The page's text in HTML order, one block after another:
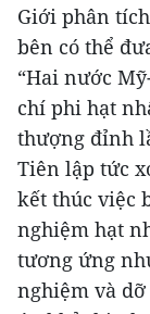
Giới phân
bên có thể
“Hai nước
chí phi hạt
thượng đỉnh
Tiên lập tức
kết thúc việc
nghiệm hạt
tương ứng
nghiệm và